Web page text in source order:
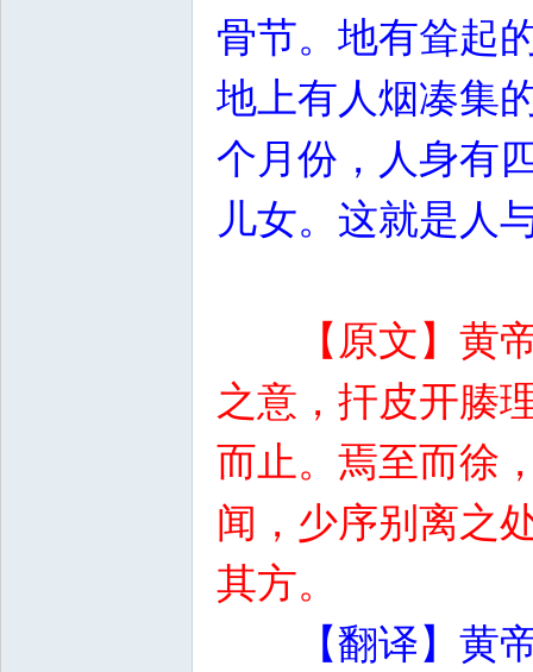
骨节。地有耸起
地上有人烟凑集
个月份，人身有
儿女。这就是人
【原文】黄
之意，扞皮开腠
而止。焉至而徐
闻，少序别离之
其方。
【翻译】黄